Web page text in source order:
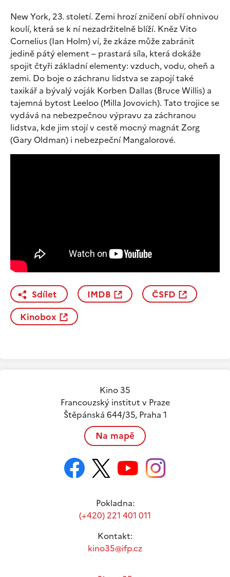
New York, 23. století. Zemi hrozí zničení obří ohnivou
koulí, která se k ní nezadržitelně blíží. Kněz Vito
Cornelius (Ian Holm) ví, že zkáze může zabránit
jedině pátý element – prastará síla, která dokáže
spojit čtyři základní elementy: vzduch, vodu, oheň a
zemi. Do boje o záchranu lidstva se zapojí také
taxikář a bývalý voják Korben Dallas (Bruce Willis) a
tajemná bytost Leeloo (Milla Jovovich). Tato trojice se
vydává na nebezpečnou výpravu za záchranou
lidstva, kde jim stojí v cestě mocný magnát Zorg
(Gary Oldman) i nebezpeční Mangalorové.
Sdílet IMDB
ČSFD
Kinobox
Kino 35
Francouzský institut v Praze
Štěpánská 644/35, Praha 1
Na mapě
Pokladna:
(+420) 221 401 011
Kontakt:
kino35@ifp.cz